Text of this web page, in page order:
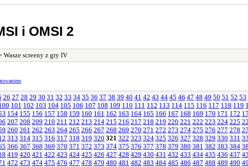
i OMSI 2
Wasze screeny z gry IV
26 27 28 29 30 31 32 33 34 35 36 37 38 39 40 41 42 43 44 45 46 47 48 49 50 51 52 53
101 102 103 104 105 106 107 108 109 110 111 112 113 114 115 116 117 118 119
154 155 156 157 158 159 160 161 162 163 164 165 166 167 168 169 170 171 172
207 208 209 210 211 212 213 214 215 216 217 218 219 220 221 222 223 224 225
260 261 262 263 264 265 266 267 268 269 270 271 272 273 274 275 276 277 278
313 314 315 316 317 318 319 320 321 322 323 324 325 326 327 328 329 330 331
366 367 368 369 370 371 372 373 374 375 376 377 378 379 380 381 382 383 384
419 420 421 422 423 424 425 426 427 428 429 430 431 432 433 434 435 436 437
472 473 474 475 476 477 478 479 480 481 482 483 484 485 486 487 488 489 490